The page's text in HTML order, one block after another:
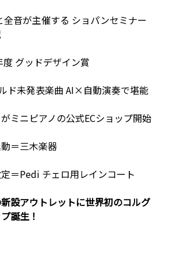
全音が主催する ショパンセミナー
度 グッドデザイン賞
ド未発表楽曲 AI×自動演奏で堪能
ミニピアノの公式ECショップ開始
＝三木楽器
＝Pedi チェロ用レインコート
設アウトレットに世界初のコルグ
誕生！